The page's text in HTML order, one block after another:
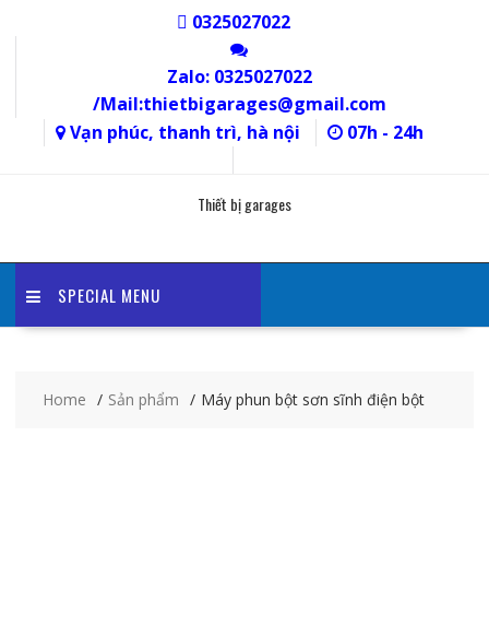
0325027022
Zalo: 0325027022
/Mail:thietbigarages@gmail.com
Vạn phúc, thanh trì, hà nội
07h - 24h
Thiết bị garages
SPECIAL MENU
Home Sản phẩm Máy phun bột sơn sĩnh điện bột